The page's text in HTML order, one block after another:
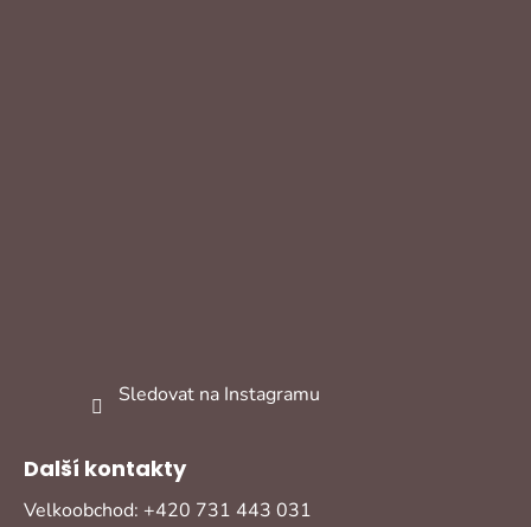
Sledovat na Instagramu
Další kontakty
Velkoobchod: +420 731 443 031